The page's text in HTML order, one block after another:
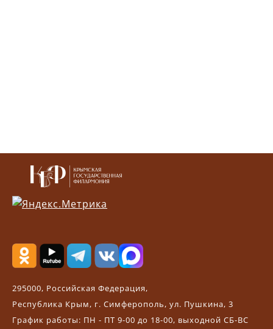
295000, Российская Федерация,
Республика Крым, г. Симферополь, ул. Пушкина, 3
График работы: ПН - ПТ 9-00 до 18-00, выходной СБ-ВС